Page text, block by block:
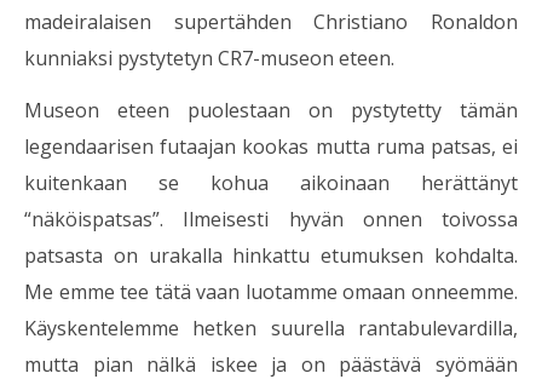
madeiralaisen supertähden Christiano Ronaldon
kunniaksi pystytetyn CR7-museon eteen.
Museon eteen puolestaan on pystytetty tämän
legendaarisen futaajan kookas mutta ruma patsas, ei
kuitenkaan se kohua aikoinaan herättänyt
“näköispatsas”. Ilmeisesti hyvän onnen toivossa
patsasta on urakalla hinkattu etumuksen kohdalta.
Me emme tee tätä vaan luotamme omaan onneemme.
Käyskentelemme hetken suurella rantabulevardilla,
mutta pian nälkä iskee ja on päästävä syömään